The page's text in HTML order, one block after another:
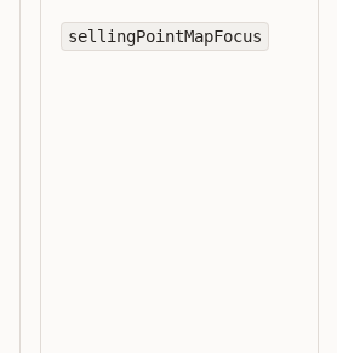
sellingPointMapFocus